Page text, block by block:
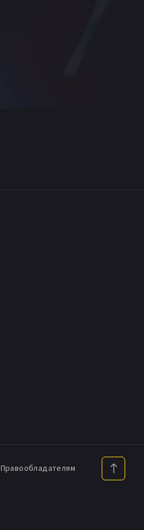
Правообладателям